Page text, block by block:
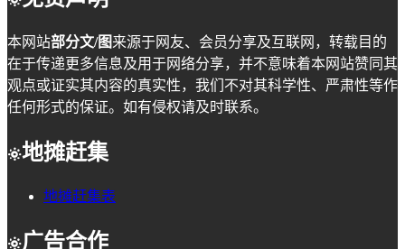
本网站部分文/图来源于网友、会员分享及互联网，转载目的
在于传递更多信息及用于网络分享，并不意味着本网站赞同其
观点或证实其内容的真实性，我们不对其科学性、严肃性等作
任何形式的保证。如有侵权请及时联系。
地摊赶集
地摊赶集表
广告合作